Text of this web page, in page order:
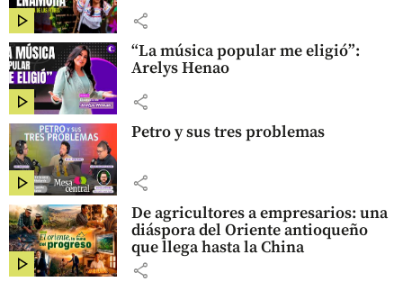
share
“La música popular me eligió”:
Arelys Henao
share
Petro y sus tres problemas
share
De agricultores a empresarios: una
diáspora del Oriente antioqueño
que llega hasta la China
share